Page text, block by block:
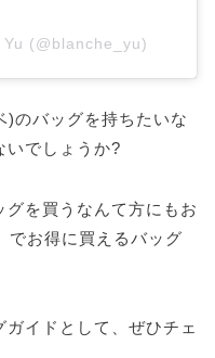
(@blanche_yu)
)のバッグを持ちたいな
いでしょうか?
を買うなんて方にもお
でお得に買えるバッグ
ガイドとして、ぜひチェ